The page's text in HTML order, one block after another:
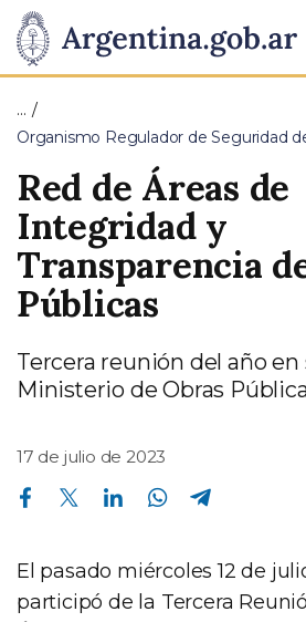
Presidencia
de
la
Nación
Pasar al contenido principal
…
Organismo Regulador de Seguridad
Red de Áreas de
Integridad y
Transparencia
Públicas
Tercera reunión del año en
Ministerio de Obras
17 de julio de 2023
Compartir en Facebook Compartir en Twitter Compartir en Linkedin Compartir en Whatsapp
El pasado miércoles 12 de
participó de la Tercera